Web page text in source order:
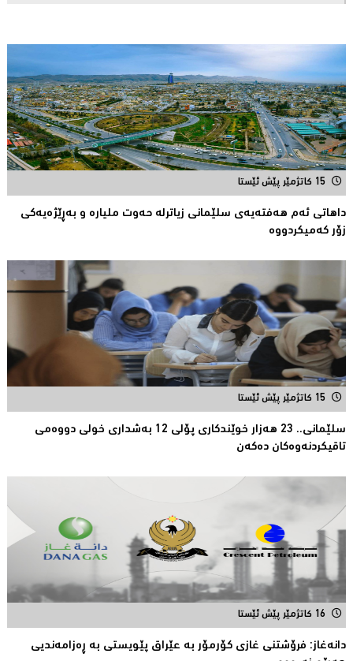
15 کاتژمێر پێش ئێستا
داهاتی ئەم هه‌فته‌یەی سلێمانی زیاترلە حەوت ملیارە و بەڕێژەیەکى
زۆر کەمیکردووە
15 کاتژمێر پێش ئێستا
سلێمانی.. 23 هەزار خوێندکارى پۆلی 12 بەشدارى خولى دووەمى
تاقیکردنەوەکان دەکەن
16 کاتژمێر پێش ئێستا
دانەغاز: فرۆشتنی غازی كۆرمۆر بە عێراق پێویستی بە ڕەزامەندیی